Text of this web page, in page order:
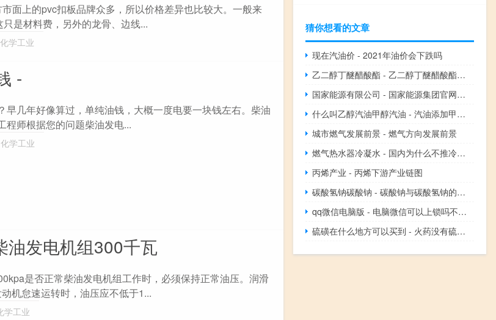
面上的pvc扣板品牌众多，所以价格差异也比较大。一般来
是材料费，另外的龙骨、边线...
化学工业
-
早几年好像算过，单纯油钱，大概一度电要一块钱左右。柴油
程师根据您的问题柴油发电...
化学工业
油发电机组300千瓦
是否正常柴油发电机组工作时，必须保持正常油压。润滑
机怠速运转时，油压应不低于1...
学工业
猜你想看的文章
现在汽油价 - 2021年油价会下跌吗
乙二醇丁醚醋酸酯 - 乙二醇丁醚醋酸酯简称
国家能源有限公司 - 国家能源集团官网首页
什么叫乙醇汽油甲醇汽油 - 汽油添加甲醇还是乙醇
城市燃气发展前景 - 燃气方向发展前景
燃气热水器冷凝水 - 国内为什么不推冷凝热水器
丙烯产业 - 丙烯下游产业链图
碳酸氢钠碳酸钠 - 碳酸钠与碳酸氢钠的用途区别
qq微信电脑版 - 电脑微信可以上锁吗不让其他人看
硫磺在什么地方可以买到 - 火药没有硫磺可以吗